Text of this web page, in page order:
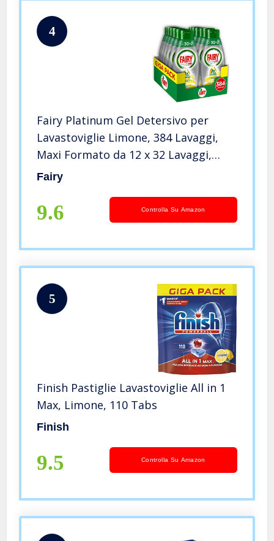
4
Fairy Platinum Gel Detersivo per
Lavastoviglie Limone, 384 Lavaggi,
Maxi Formato da 12 x 32 Lavaggi,
100% Dissoluzione e una Pulizia
Fairy
9.6 Controlla Su Amazon
5
Finish Pastiglie Lavastoviglie All in 1
Max, Limone, 110 Tabs
Finish
9.5 Controlla Su Amazon